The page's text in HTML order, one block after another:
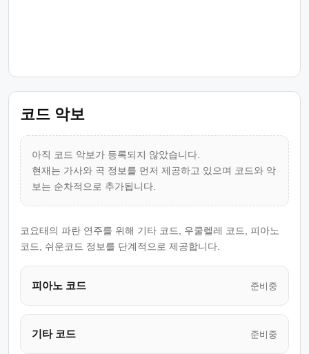
코드 악보
아직 코드 악보가 등록되지 않았습니다.
현재는 가사와 곡 정보를 먼저 제공하고 있으며 코드와 악
보는 순차적으로 추가됩니다.
코요태의 파란 연주를 위해 기타 코드, 우쿨렐레 코드, 피아노
코드, 쉬운코드 정보를 단계적으로 제공합니다.
피아노 코드 준비중
기타 코드 준비중